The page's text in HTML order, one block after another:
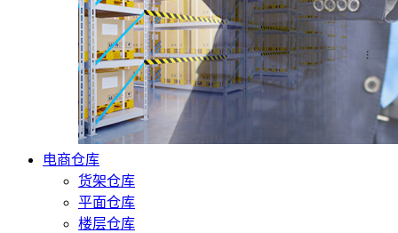
电商仓库
货架仓库
平面仓库
楼层仓库